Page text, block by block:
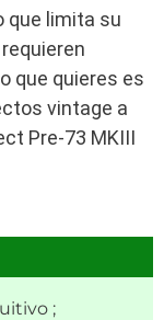
que limita su
que quieres es
vintage a
Pre-73 MKIII
;